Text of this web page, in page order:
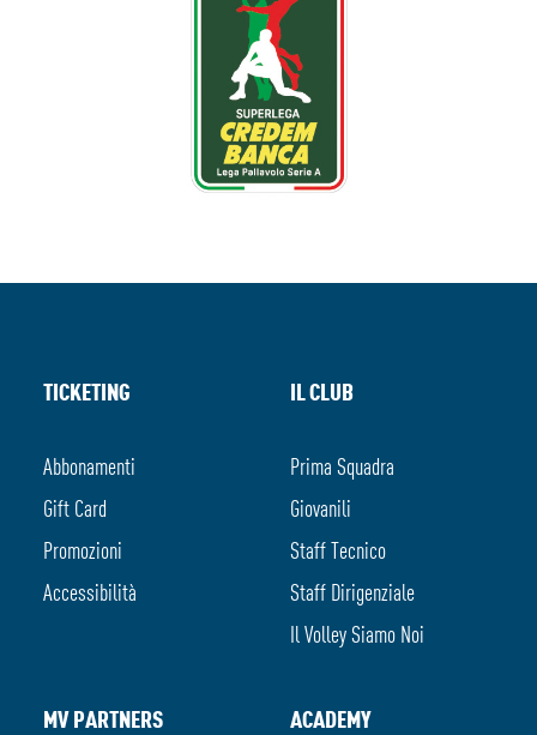
TICKETING
Abbonamenti
Gift Card
Promozioni
Accessibilità
IL CLUB
Prima Squadra
Giovanili
Staff Tecnico
Staff Dirigenziale
Il Volley Siamo Noi
MV PARTNERS ACADEMY